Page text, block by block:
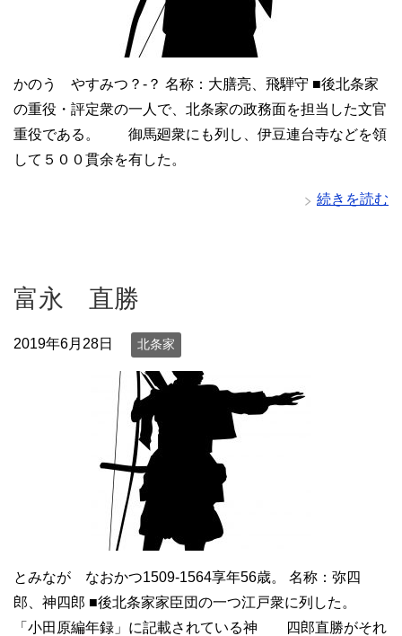
かのう やすみつ？-？ 名称：大膳亮、飛騨守 ■後北条家
の重役・評定衆の一人で、北条家の政務面を担当した文官
重役である。 御馬廻衆にも列し、伊豆連台寺などを領
して５００貫余を有した。
続きを読む
富永 直勝
2019年6月28日 北条家
とみなが なおかつ1509-1564享年56歳。 名称：弥四
郎、神四郎 ■後北条家家臣団の一つ江戸衆に列した。
「小田原編年録」に記載されている神 四郎直勝がそれ